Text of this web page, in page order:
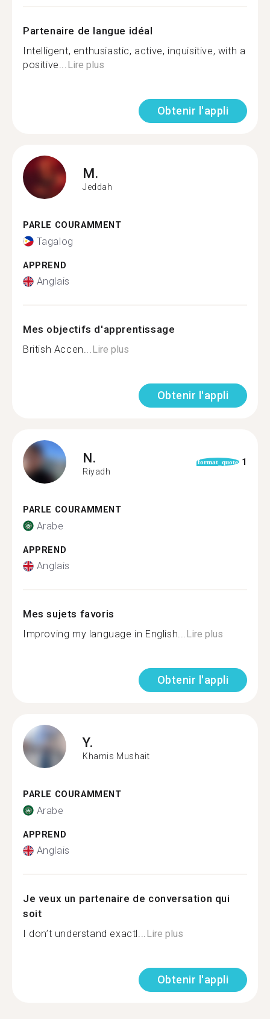
Partenaire de langue idéal
Intelligent, enthusiastic, active, inquisitive, with a
positive...Lire plus
Obtenir l'appli
M.
Jeddah
PARLE COURAMMENT
Tagalog
APPREND
Anglais
Mes objectifs d'apprentissage
British Accen...Lire plus
Obtenir l'appli
N.
Riyadh
format_quote 1
PARLE COURAMMENT
Arabe
APPREND
Anglais
Mes sujets favoris
Improving my language in English...Lire plus
Obtenir l'appli
Y.
Khamis Mushait
PARLE COURAMMENT
Arabe
APPREND
Anglais
Je veux un partenaire de conversation qui
soit
I don’t understand exactl...Lire plus
Obtenir l'appli